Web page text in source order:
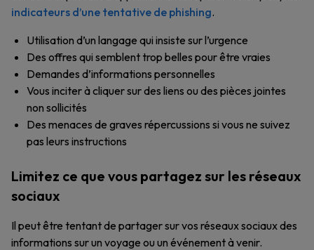
indicateurs d’une tentative de phishing.
Utilisation d’un langage qui insiste sur l’urgence
Des offres qui semblent trop belles pour être vraies
Demandes d’informations personnelles
Vous inciter à cliquer sur des liens ou des pièces jointes
non sollicités
Des menaces de graves répercussions si vous ne suivez
pas leurs instructions
Limitez ce que vous partagez sur les réseaux
sociaux
Il peut être tentant de partager sur vos réseaux sociaux des
informations sur un voyage ou un événement à venir.